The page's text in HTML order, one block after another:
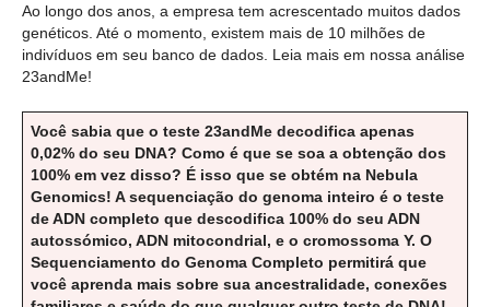
Ao longo dos anos, a empresa tem acrescentado muitos dados
genéticos. Até o momento, existem mais de 10 milhões de
indivíduos em seu banco de dados. Leia mais em nossa análise
23andMe!
Você sabia que o teste 23andMe decodifica apenas
0,02% do seu DNA? Como é que se soa a obtenção dos
100% em vez disso? É isso que se obtém na Nebula
Genomics! A sequenciação do genoma inteiro é o teste
de ADN completo que descodifica 100% do seu ADN
autossómico, ADN mitocondrial, e o cromossoma Y. O
Sequenciamento do Genoma Completo permitirá que
você aprenda mais sobre sua ancestralidade, conexões